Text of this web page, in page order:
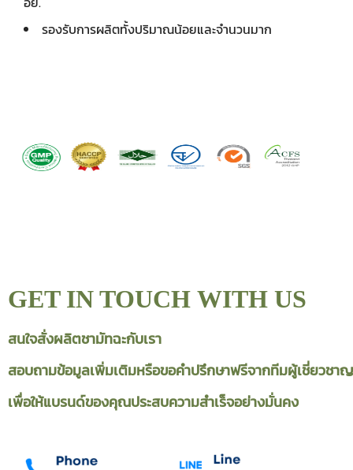
รองรับการผลิตทั้งปริมาณน้อยและจำนวนมาก
GET IN TOUCH WITH US
สนใจสั่งผลิตชามัทฉะกับเรา
สอบถามข้อมูลเพิ่มเติมหรือขอคำปรึกษาฟรีจากทีมผู้เชี่ยวชาญ
เพื่อให้แบรนด์ของคุณประสบความสำเร็จอย่างมั่นคง